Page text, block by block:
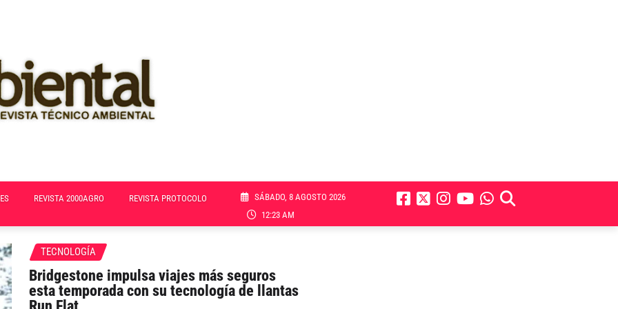
REVISTA 2000AGRO REVISTA PROTOCOLO
SÁBADO, 8 AGOSTO 2026
12:23 AM
TECNOLOGÍA
Bridgestone impulsa viajes más seguros
esta temporada con su tecnología de llantas
Run Flat